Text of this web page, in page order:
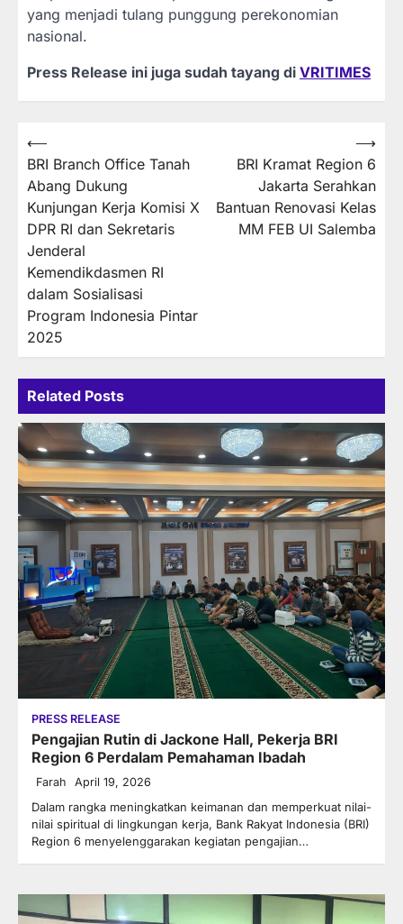
yang menjadi tulang punggung perekonomian
nasional.
Press Release ini juga sudah tayang di VRITIMES
Post
navigation
⟵
BRI Branch Office Tanah
Abang Dukung
Kunjungan Kerja Komisi X
DPR RI dan Sekretaris
Jenderal
Kemendikdasmen RI
dalam Sosialisasi
Program Indonesia Pintar
2025
BRI Kramat Region 6
Jakarta Serahkan
Bantuan Renovasi Kelas
MM FEB UI Salemba
⟶
Related Posts
PRESS RELEASE
Pengajian Rutin di Jackone Hall, Pekerja BRI
Region 6 Perdalam Pemahaman Ibadah
Farah April 19, 2026
Dalam rangka meningkatkan keimanan dan memperkuat nilai-
nilai spiritual di lingkungan kerja, Bank Rakyat Indonesia (BRI)
Region 6 menyelenggarakan kegiatan pengajian…